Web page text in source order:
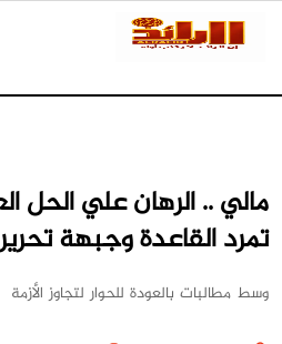
مالي .. الرهان علي الحل
تمرد القاعدة وجبهة تحرير
وسط مطالبات بالعودة للحوار لتجاوز الأزمة